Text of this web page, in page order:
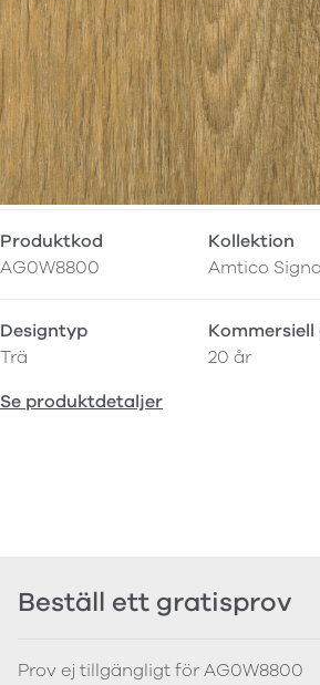
Produktkod
AG0W8800
Kollektion
Amtico
Designtyp
Trä
20 år
Se produktdetaljer
Beställ ett gratisprov
Prov ej tillgängligt för AG0W8800